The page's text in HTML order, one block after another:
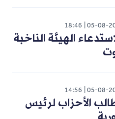
05-08-
18:46
الهيئة الناخبة
05-08-
14:56
الأحزاب لرئيس